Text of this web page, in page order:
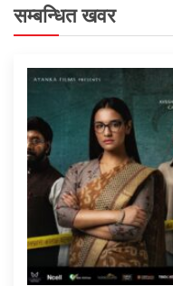
सम्बन्धित खवर